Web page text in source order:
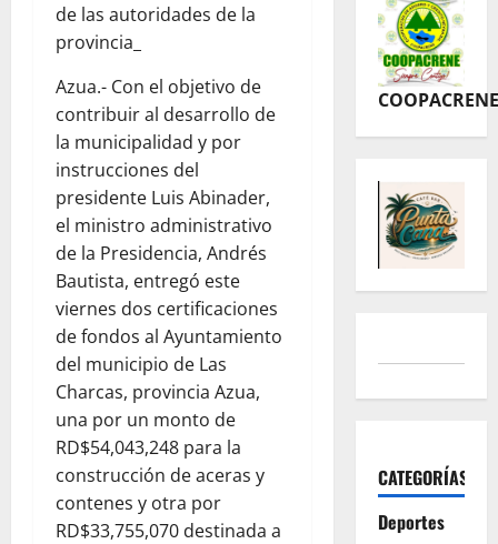
de las autoridades de la
provincia_
Azua.- Con el objetivo de
contribuir al desarrollo de
la municipalidad y por
instrucciones del
presidente Luis Abinader,
el ministro administrativo
de la Presidencia, Andrés
Bautista, entregó este
viernes dos certificaciones
de fondos al Ayuntamiento
del municipio de Las
Charcas, provincia Azua,
una por un monto de
RD$54,043,248 para la
construcción de aceras y
contenes y otra por
RD$33,755,070 destinada a
COOPACRENE
CATEGORÍAS
Deportes